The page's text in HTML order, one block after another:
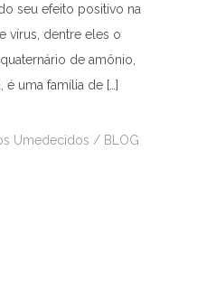
seu efeito positivo na
vírus, dentre eles o
de amônio,
uma família de […]
Umedecidos / BLOG